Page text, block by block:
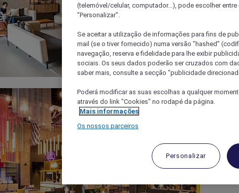
(telemóvel/celular, computador...), pode escolher
"Personalizar".
Se aceitar a utilização de informações para fins de
mail (se o tiver fornecido) numa versão "hashed"
navegação, reserva e fidelidade para lhe exibir
sociais. Os seus dados poderão ser cruzados com
saber mais, consulte a secção "publicidade
Poderá modificar as suas escolhas a qualquer
através do link "Cookies" no rodapé da página.
Mais informações
Os nossos parceiros
Personalizar